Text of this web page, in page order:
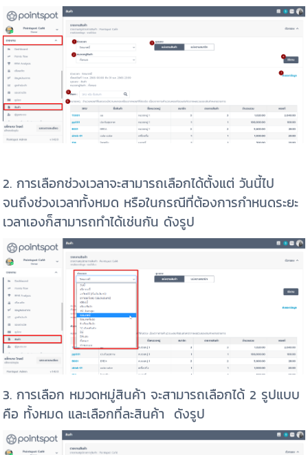
2. การเลือกช่วงเวลาจะสามารถเลือกได้ตั้งแต่ วันนี้ไป
จนถึงช่วงเวลาทั้งหมด หรือในกรณีที่ต้องการกำหนดระยะ
เวลาเองก็สามารถทำได้เช่นกัน ดังรูป
3. การเลือก หมวดหมู่สินค้า จะสามารถเลือกได้ 2 รูปแบบ
คือ ทั้งหมด และเลือกที่ละสินค้า ดังรูป